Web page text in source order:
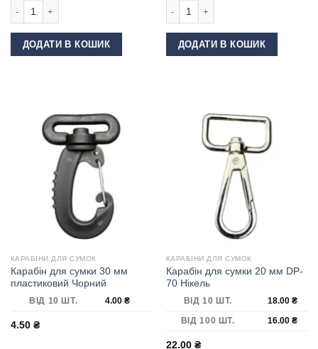
ДОДАТИ В КОШИК ДОДАТИ В КОШИК
КАРАБІНИ ДЛЯ СУМОК
Карабін для сумки 30 мм
пластиковий Чорний
ВІД 10 ШТ. 4.00 ₴
4.50 ₴
КАРАБІНИ ДЛЯ СУМОК
Карабін для сумки 20 мм DP-
70 Нікель
ВІД 10 ШТ. 18.00₴
ВІД 100 ШТ.
16.00₴
22.00 ₴